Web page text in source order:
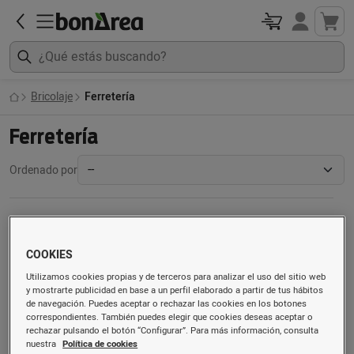
Bricolaje Ferretería
Ferretería
Ordenado por
COOKIES
Utilizamos cookies propias y de terceros para analizar el uso del sitio web
y mostrarte publicidad en base a un perfil elaborado a partir de tus hábitos
de navegación. Puedes aceptar o rechazar las cookies en los botones
correspondientes. También puedes elegir que cookies deseas aceptar o
rechazar pulsando el botón “Configurar”. Para más información, consulta
nuestra Política de cookies